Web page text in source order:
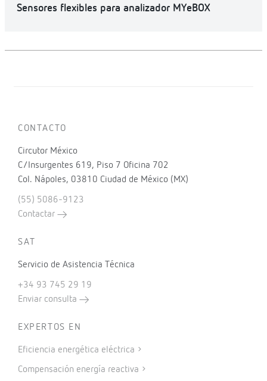
Sensores flexibles para analizador MYeBOX
CONTACTO
Circutor México
C/Insurgentes 619, Piso 7 Oficina 702
Col. Nápoles, 03810 Ciudad de México (MX)
(55) 5086-9123
Contactar
SAT
Servicio de Asistencia Técnica
+34 93 745 29 19
Enviar consulta
EXPERTOS EN
Eficiencia energética eléctrica
Compensación energía reactiva